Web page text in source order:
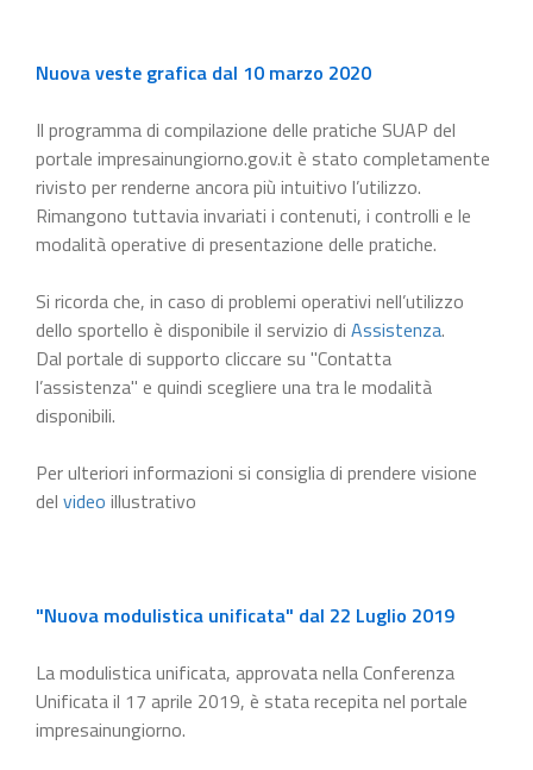
Nuova veste grafica dal 10 marzo 2020
Il programma di compilazione delle pratiche SUAP del
portale impresainungiorno.gov.it è stato completamente
rivisto per renderne ancora più intuitivo l’utilizzo.
Rimangono tuttavia invariati i contenuti, i controlli e le
modalità operative di presentazione delle pratiche.
Si ricorda che, in caso di problemi operativi nell’utilizzo
dello sportello è disponibile il servizio di Assistenza.
Dal portale di supporto cliccare su "Contatta
l’assistenza" e quindi scegliere una tra le modalità
disponibili.
Per ulteriori informazioni si consiglia di prendere visione
del video illustrativo
"Nuova modulistica unificata" dal 22 Luglio 2019
La modulistica unificata, approvata nella Conferenza
Unificata il 17 aprile 2019, è stata recepita nel portale
impresainungiorno.